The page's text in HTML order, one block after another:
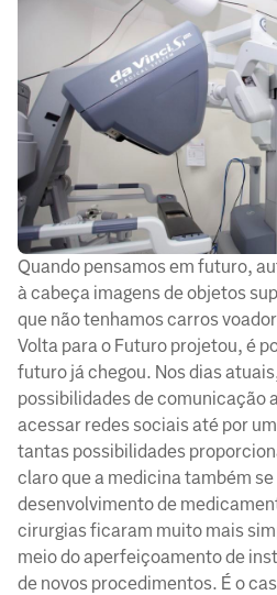
Quando pensamos em futuro,
à cabeça imagens de objetos
que não tenhamos carros
Volta para o Futuro projetou, é
futuro já chegou. Nos dias
possibilidades de comunicação
acessar redes sociais até por
tantas possibilidades
claro que a medicina também
desenvolvimento de
cirurgias ficaram muito mais
meio do aperfeiçoamento de
de novos procedimentos. É o